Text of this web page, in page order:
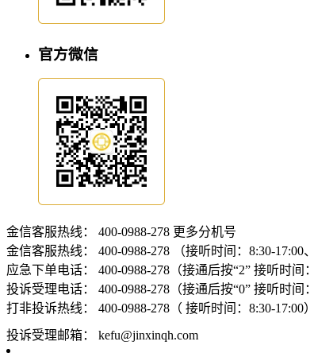
官方微信
金信客服热线： 400-0988-278 更多分机号
金信客服热线：
400-0988-278 （接听时间：8:30-17:00、
应急下单电话：
400-0988-278（接通后按“2” 接听时间
投诉受理电话：
400-0988-278（接通后按“0” 接听时间：
打非投诉热线：
400-0988-278（ 接听时间：8:30-17:00）
投诉受理邮箱：
kefu@jinxinqh.com